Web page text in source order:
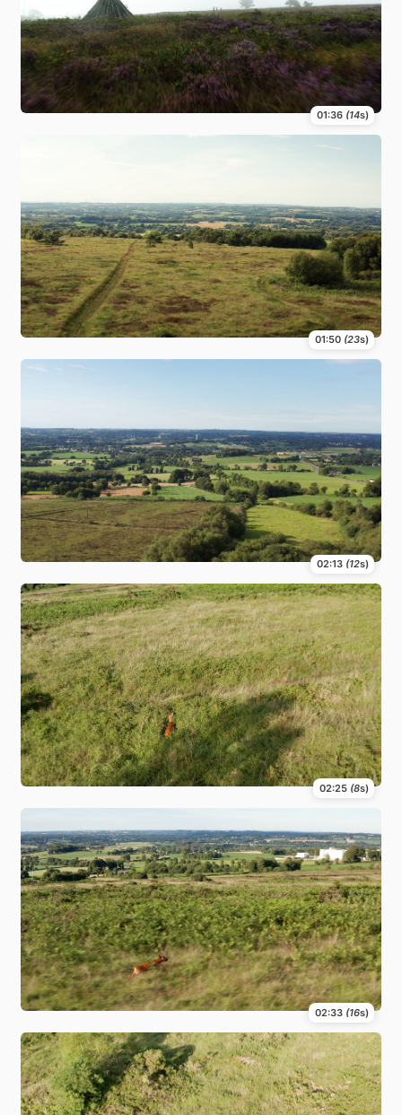
01:36 (14s)
01:50 (23s)
02:13 (12s)
02:25 (8s)
02:33 (16s)